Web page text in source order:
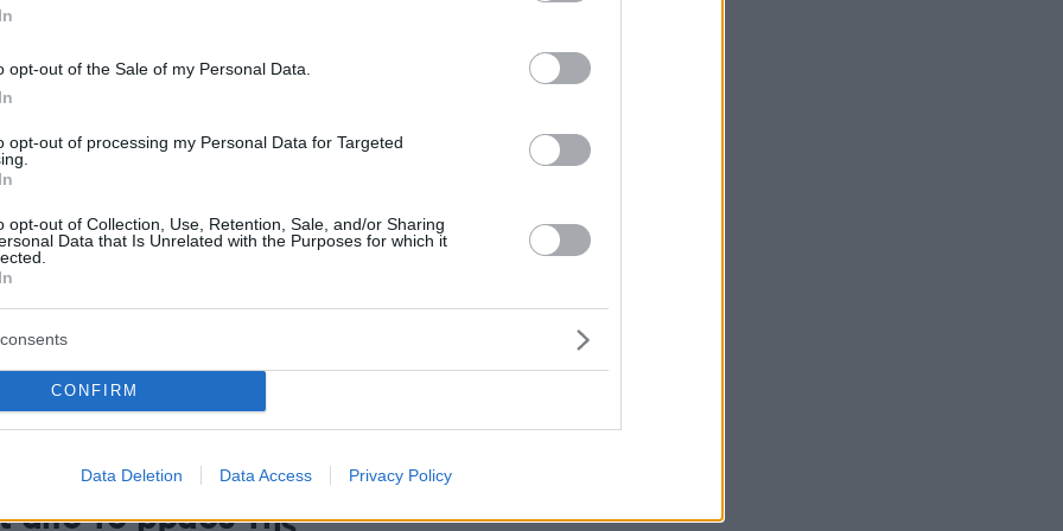
opt-out of the Sale of my Personal Data.
opt-out of processing my Personal Data for Targeted
opt-out of Collection, Use, Retention, Sale, and/or Sharing
Data that Is Unrelated with the Purposes for which it
CONFIRM
Data Deletion Data Access Privacy Policy
μεταξύ των χωρών της ΕΕ
επιδόσεις της Ελλάδας βελτιώθηκαν κατά 56%,
σύνολο της ΕΕ
1,2 δισεκατομμύρια
συναλλαγές με το Δημόσιο
πολίτης κατά μέσο όρο απέφυγε περισσότερες από
ο Κυριάκος Πιερρακάκης
διακοπή λειτουργίας για το
από το βράδυ της